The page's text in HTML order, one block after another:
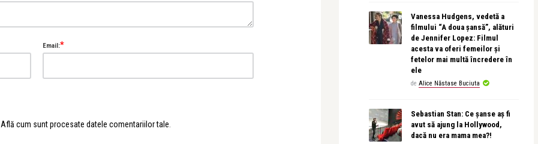
Email:*
Află cum sunt procesate datele comentariilor tale.
Vanessa Hudgens, vedetă a
filmului “A doua șansă”, alături
de Jennifer Lopez: Filmul
acesta va oferi femeilor și
fetelor mai multă încredere în
ele
de Alice Năstase Buciuta
Sebastian Stan: Ce șanse aș fi
avut să ajung la Hollywood,
dacă nu era mama mea?!